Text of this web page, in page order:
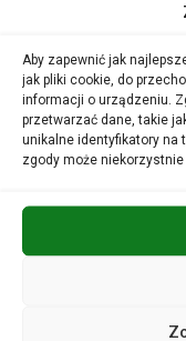
Aby zapewnić jak
jak pliki cookie, do
informacji o urządzeniu.
przetwarzać dane, takie
unikalne identyfikatory na
zgody może niekorzystnie
Absolwent
Fryderyka Chopina
Włodzimierza
m.in. w Konkursie
X Międzynarodowym
Sari w Nowym
Konkursu
wykonawcy
Wokalnego im.
powodzeniem na
Czajkowskiego w